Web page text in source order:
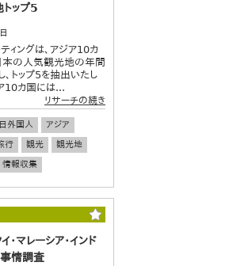
ップ5
ィングは、アジア10カ
本の人気観光地の年間
トップ5を抽出いたし
10カ国には...
リサーチの続き
外国人
アジア
行 観光
観光地
情報収集
・マレーシア・インド
情調査